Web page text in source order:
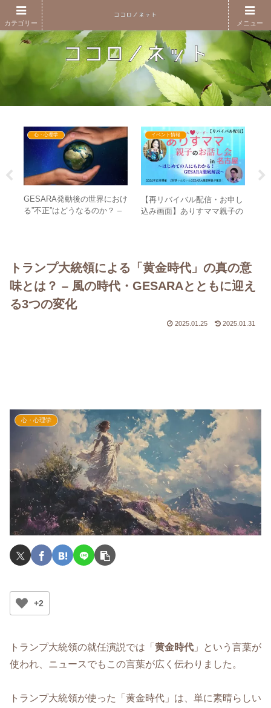
心・心理学
GESARA発動後の世界におけ
る”不正”はどうなるのか？ –
イベント情報
【再リバイバル配信・お申し
込み画面】ありすママ親子の
トランプ大統領による「黄金時代」の真の意
味とは？ – 風の時代・GESARAとともに迎え
る3つの変化
2025.01.25 2025.01.31
心・心理学
+2
トランプ大統領の就任演説では「 黄金時代 」という言葉が
使われ、ニュースでもこの言葉が広く伝わりました。
トランプ大統領が使った「黄金時代」は、単に素晴らしい
カテゴリー メニュー